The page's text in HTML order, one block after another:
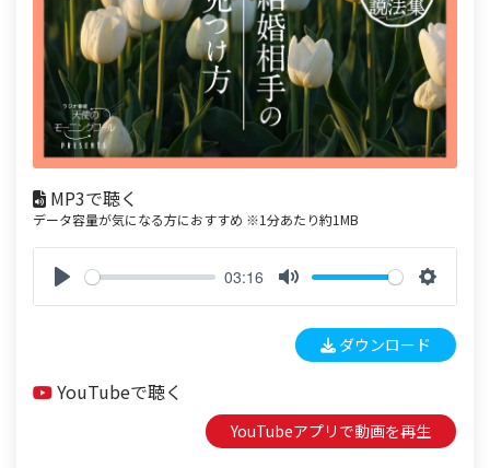
MP3で聴く
データ容量が気になる方におすすめ ※1分あたり約1MB
03:16
e
t
n
g
ダウンロード
YouTubeで聴く
YouTubeアプリで動画を再生